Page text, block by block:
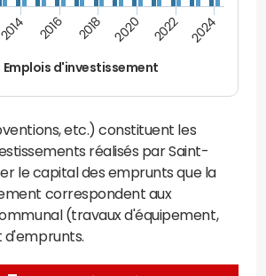
Emplois d'investissement
2014 2016 2018 2020 2022 2024
etc.) constituent les
réalisés par Saint-
le capital des emprunts que la
correspondent aux
(travaux d'équipement,